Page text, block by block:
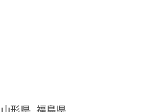
山形県 福島県